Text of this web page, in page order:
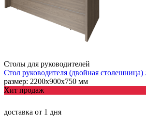
Столы для руководителей
Стол руководителя (двойная столешница)
размер: 2200х900х750 мм
Хит продаж
доставка от 1 дня